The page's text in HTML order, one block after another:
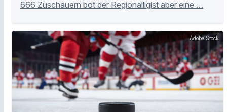
666 Zuschauern bot der Regionalligist aber eine …
Adobe Stock